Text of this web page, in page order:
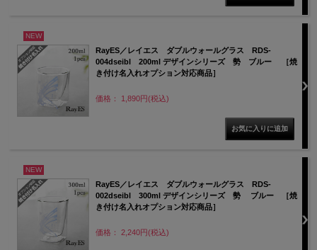
NEW
RayES／レイエス ダブルウォールグラス RDS-
004dseibl 200ml デザインシリーズ 勢 ブルー ［焼
き付け名入れオプション対応商品］
価格： 1,890円(税込)
NEW
RayES／レイエス ダブルウォールグラス RDS-
002dseibl 300ml デザインシリーズ 勢 ブルー ［焼
き付け名入れオプション対応商品］
価格： 2,240円(税込)